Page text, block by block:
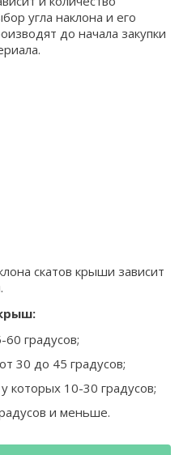
угла наклона и его
до начала закупки
скатов крыши зависит
60 градусов;
30 до 45 градусов;
которых 10-30 градусов;
и меньше.